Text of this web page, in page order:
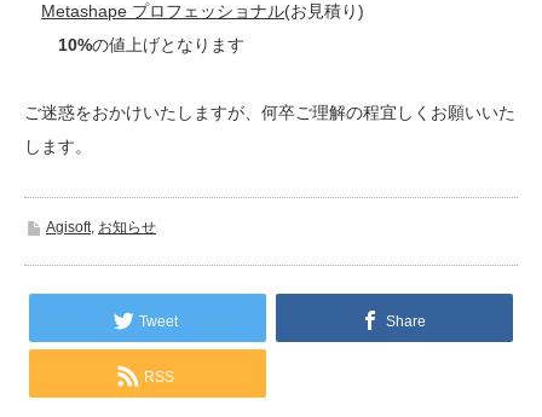
Metashape プロフェッショナル(お見積り)
10%の値上げとなります
ご迷惑をおかけいたしますが、何卒ご理解の程宜しくお願いいた
します。
Agisoft, お知らせ
Tweet Share
RSS